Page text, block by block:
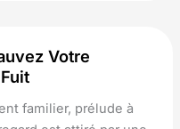
Votre
familier, prélude à